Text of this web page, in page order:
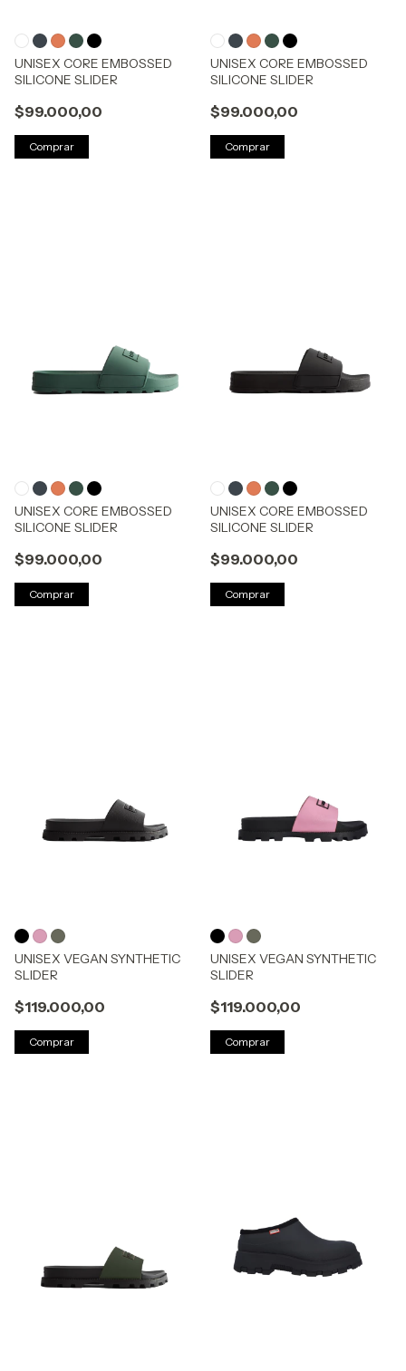
UNISEX CORE EMBOSSED
SILICONE SLIDER
$99.000,00
Comprar
UNISEX CORE EMBOSSED
SILICONE SLIDER
$99.000,00
Comprar
UNISEX CORE EMBOSSED
SILICONE SLIDER
$99.000,00
Comprar
UNISEX CORE EMBOSSED
SILICONE SLIDER
$99.000,00
Comprar
UNISEX VEGAN SYNTHETIC
SLIDER
$119.000,00
Comprar
UNISEX VEGAN SYNTHETIC
SLIDER
$119.000,00
Comprar